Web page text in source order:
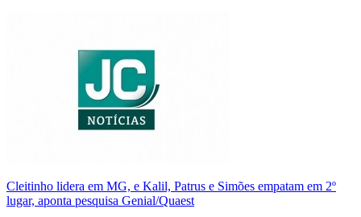
Cleitinho lidera em MG, e Kalil, Patrus e Simões empatam em 2º
lugar, aponta pesquisa Genial/Quaest